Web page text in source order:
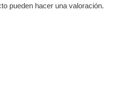
pueden hacer una valoración.